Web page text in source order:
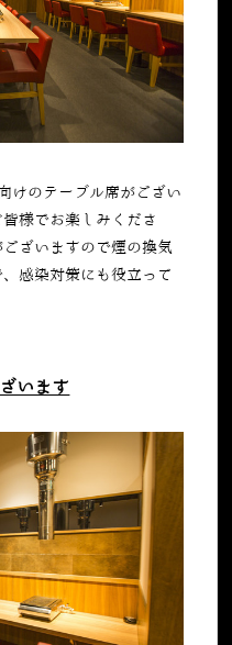
けのテーブル席がござい
様でお楽しみくださ
ざいますので煙の換気
感染対策にも役立って
います